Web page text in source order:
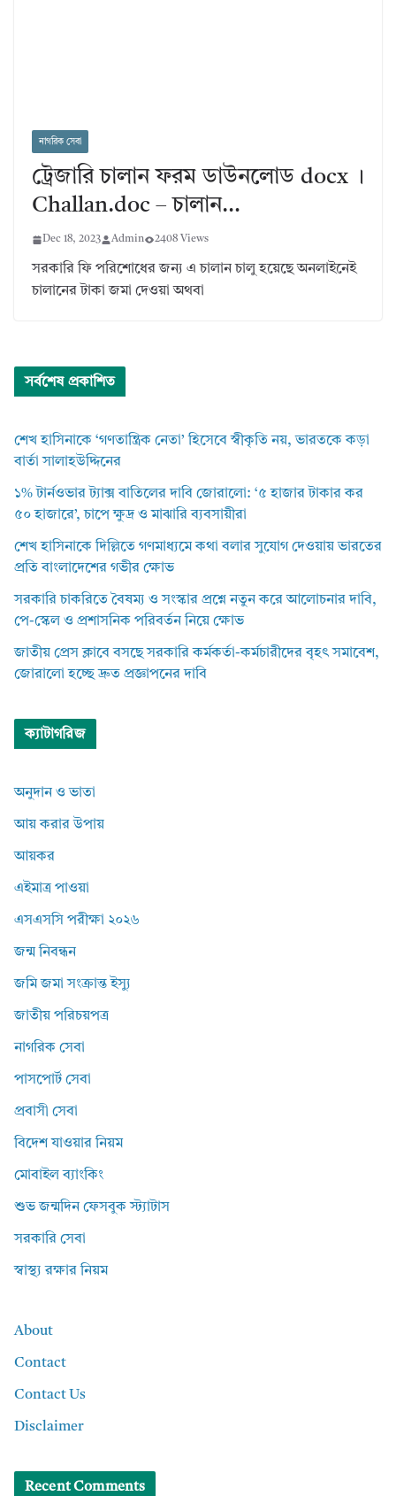
নাগরিক সেবা
ট্রেজারি চালান ফরম ডাউনলোড docx ।
Challan.doc – চালান…
Dec 18, 2023 Admin 2408 Views
সরকারি ফি পরিশোধের জন্য এ চালান চালু হয়েছে অনলাইনেই
চালানের টাকা জমা দেওয়া অথবা
সর্বশেষ প্রকাশিত
শেখ হাসিনাকে ‘গণতান্ত্রিক নেতা’ হিসেবে স্বীকৃতি নয়, ভারতকে কড়া
বার্তা সালাহউদ্দিনের
১% টার্নওভার ট্যাক্স বাতিলের দাবি জোরালো: ‘৫ হাজার টাকার কর
৫০ হাজারে’, চাপে ক্ষুদ্র ও মাঝারি ব্যবসায়ীরা
শেখ হাসিনাকে দিল্লিতে গণমাধ্যমে কথা বলার সুযোগ দেওয়ায় ভারতের
প্রতি বাংলাদেশের গভীর ক্ষোভ
সরকারি চাকরিতে বৈষম্য ও সংস্কার প্রশ্নে নতুন করে আলোচনার দাবি,
পে-স্কেল ও প্রশাসনিক পরিবর্তন নিয়ে ক্ষোভ
জাতীয় প্রেস ক্লাবে বসছে সরকারি কর্মকর্তা-কর্মচারীদের বৃহৎ সমাবেশ,
জোরালো হচ্ছে দ্রুত প্রজ্ঞাপনের দাবি
ক্যাটাগরিজ
অনুদান ও ভাতা
আয় করার উপায়
আয়কর
এইমাত্র পাওয়া
এসএসসি পরীক্ষা ২০২৬
জন্ম নিবন্ধন
জমি জমা সংক্রান্ত ইস্যু
জাতীয় পরিচয়পত্র
নাগরিক সেবা
পাসপোর্ট সেবা
প্রবাসী সেবা
বিদেশ যাওয়ার নিয়ম
মোবাইল ব্যাংকিং
শুভ জন্মদিন ফেসবুক স্ট্যাটাস
সরকারি সেবা
স্বাস্থ্য রক্ষার নিয়ম
About
Contact
Contact Us
Disclaimer
Recent Comments